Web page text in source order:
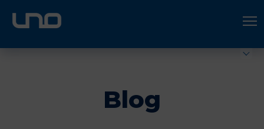
ÚNETE A UNO LOGÍSTICA
Blog